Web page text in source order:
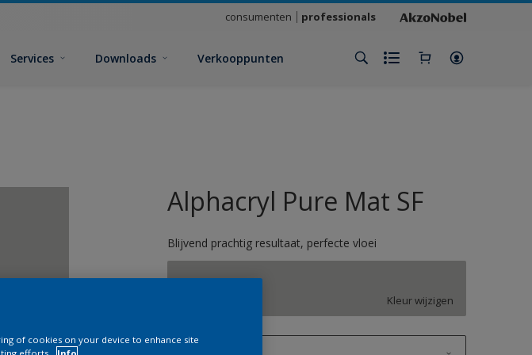
consumenten professionals
Services Downloads Verkooppunten
Alphacryl Pure Mat SF
Blijvend prachtig resultaat, perfecte vloei
JN.00.70
Kleur wijzigen
of cookies on your device to enhance site